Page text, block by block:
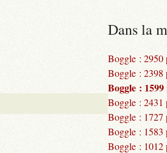
Dans la
Boggle : 2950
Boggle : 2398
Boggle :
Boggle : 2431
Boggle : 1727
Boggle : 1583
Boggle : 1012